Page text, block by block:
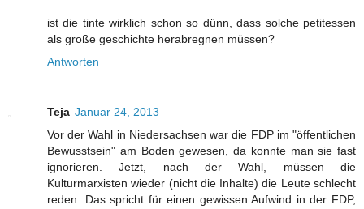
ist die tinte wirklich schon so dünn, dass solche petitessen
als große geschichte herabregnen müssen?
Antworten
Teja Januar 24, 2013
Vor der Wahl in Niedersachsen war die FDP im "öffentlichen
Bewusstsein" am Boden gewesen, da konnte man sie fast
ignorieren. Jetzt, nach der Wahl, müssen die
Kulturmarxisten wieder (nicht die Inhalte) die Leute schlecht
reden. Das spricht für einen gewissen Aufwind in der FDP,